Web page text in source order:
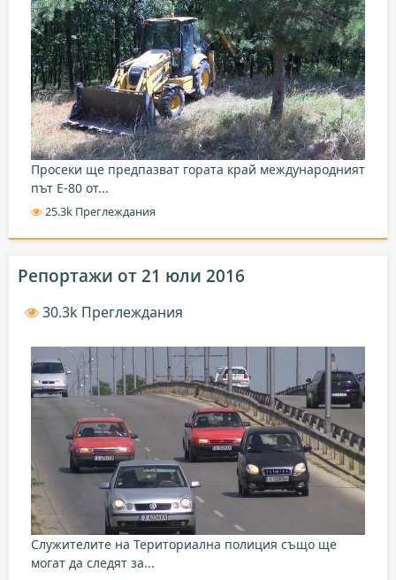
Просеки ще предпазват гората край международният
път Е-80 от...
25.3k Преглеждания
Репортажи от 21 юли 2016
30.3k Преглеждания
Служителите на Териториална полиция също ще
могат да следят за...